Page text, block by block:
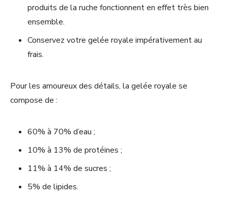
produits de la ruche fonctionnent en effet très bien
ensemble.
Conservez votre gelée royale impérativement au
frais.
Pour les amoureux des détails, la gelée royale se
compose de :
60% à 70% d’eau ;
10% à 13% de protéines ;
11% à 14% de sucres ;
5% de lipides.